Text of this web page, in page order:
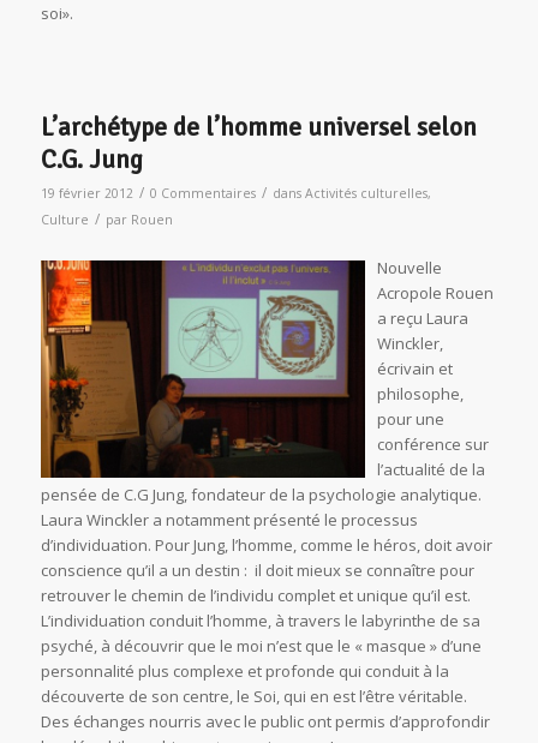
soi».
L’archétype de l’homme universel selon
C.G. Jung
19 février 2012 / 0 Commentaires / dans Activités culturelles,
Culture / par Rouen
Nouvelle
Acropole Rouen
a reçu Laura
Winckler,
écrivain et
philosophe,
pour une
conférence sur
l’actualité de la
pensée de C.G Jung, fondateur de la psychologie analytique.
Laura Winckler a notamment présenté le processus
d’individuation. Pour Jung, l’homme, comme le héros, doit avoir
conscience qu’il a un destin : il doit mieux se connaître pour
retrouver le chemin de l’individu complet et unique qu’il est.
L’individuation conduit l’homme, à travers le labyrinthe de sa
psyché, à découvrir que le moi n’est que le « masque » d’une
personnalité plus complexe et profonde qui conduit à la
découverte de son centre, le Soi, qui en est l’être véritable.
Des échanges nourris avec le public ont permis d’approfondir